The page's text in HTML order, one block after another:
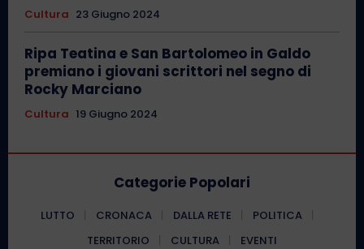
Cultura 23 Giugno 2024
Ripa Teatina e San Bartolomeo in Galdo
premiano i giovani scrittori nel segno di
Rocky Marciano
Cultura 19 Giugno 2024
Categorie Popolari
LUTTO CRONACA DALLA RETE
POLITICA
TERRITORIO
CULTURA EVENTI